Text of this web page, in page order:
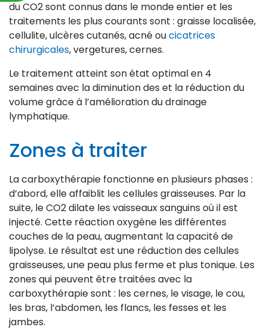
du CO2 sont connus dans le monde entier et les
traitements les plus courants sont : graisse localisée,
cellulite, ulcères cutanés, acné oucicatrices
chirurgicales, vergetures, cernes.
Le traitement atteint son état optimal en 4
semaines avec la diminution des et la réduction du
volume grâce à l’amélioration du drainage
lymphatique.
Zones à traiter
La carboxythérapie fonctionne en plusieurs phases :
d’abord, elle affaiblit les cellules graisseuses. Par la
suite, le CO2 dilate les vaisseaux sanguins où il est
injecté. Cette réaction oxygène les différentes
couches de la peau, augmentant la capacité de
lipolyse. Le résultat est une réduction des cellules
graisseuses, une peau plus ferme et plus tonique. Les
zones qui peuvent être traitées avec la
carboxythérapie sont : les cernes, le visage, le cou,
les bras, l’abdomen, les flancs, les fesses et les
jambes.